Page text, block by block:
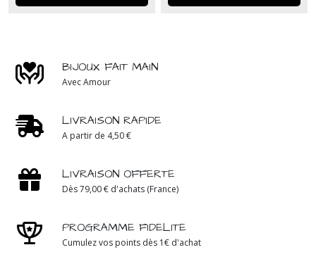
BIJOUX FAIT MAIN
Avec Amour
LIVRAISON RAPIDE
A partir de 4,50 €
LIVRAISON OFFERTE
Dès 79,00 € d'achats (France)
PROGRAMME FIDELITE
Cumulez vos points dès 1€ d'achat